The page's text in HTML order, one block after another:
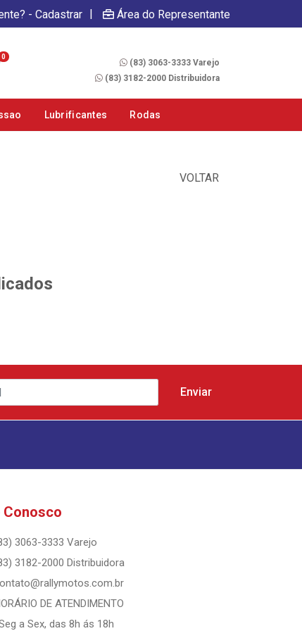
- Cadastrar | Área do Representante
0
(83) 3063-3333 Varejo
(83) 3182-2000 Distribuidora
Lubrificantes Rodas
VOLTAR
Conosco
3063-3333 Varejo
3182-2000 Distribuidora
DE ATENDIMENTO
a Sex, das 8h ás 18h